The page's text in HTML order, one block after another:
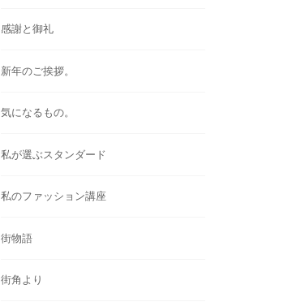
感謝と御礼
新年のご挨拶。
気になるもの。
私が選ぶスタンダード
私のファッション講座
街物語
街角より